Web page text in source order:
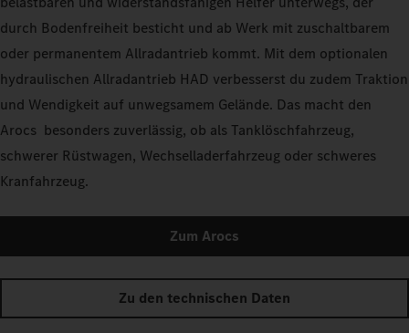
durch Bodenfreiheit besticht und ab Werk mit zuschaltbarem
oder permanentem Allradantrieb kommt. Mit dem optionalen
hydraulischen Allradantrieb HAD verbesserst du zudem Traktion
und Wendigkeit auf unwegsamem Gelände. Das macht den
Arocs besonders zuverlässig, ob als Tanklöschfahrzeug,
schwerer Rüstwagen, Wechselladerfahrzeug oder schweres
Kranfahrzeug.
Zum Arocs
Zu den technischen Daten